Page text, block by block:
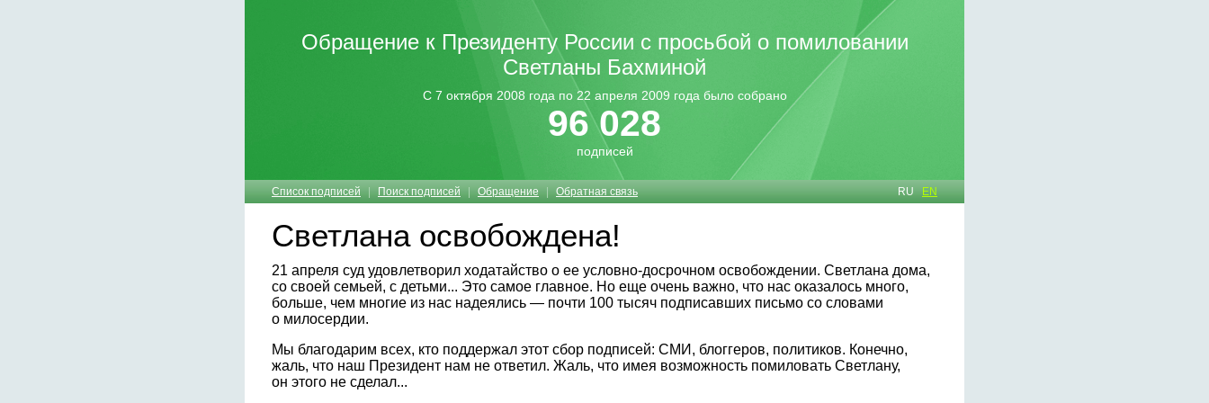
Обращение к Президенту России с просьбой о помиловании
Светланы Бахминой
С 7 октября 2008 года по 22 апреля 2009 года было собрано
96 028
подписей
Список подписей Поиск подписей Обращение Обратная связь RU EN
Светлана освобождена!
21 апреля суд удовлетворил ходатайство о ее условно-досрочном освобождении. Светлана дома,
со своей семьей, с детьми... Это самое главное. Но еще очень важно, что нас оказалось много,
больше, чем многие из нас надеялись — почти 100 тысяч подписавших письмо со словами
о милосердии.
Мы благодарим всех, кто поддержал этот сбор подписей: СМИ, блоггеров, политиков. Конечно,
жаль, что наш Президент нам не ответил. Жаль, что имея возможность помиловать Светлану,
он этого не сделал...